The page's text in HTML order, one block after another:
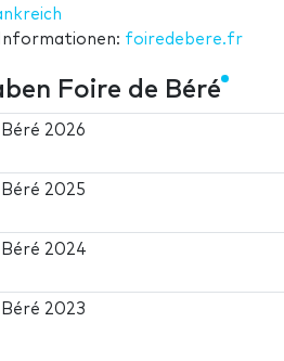
foiredebere.fr
Foire de Béré
2026
2025
2024
2023